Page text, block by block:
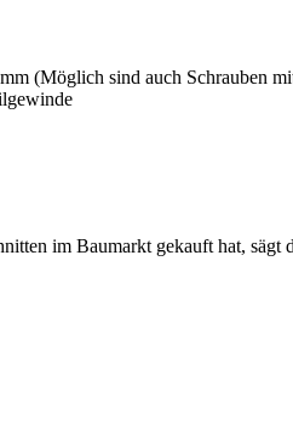
(Möglich sind auch Schrauben
im Baumarkt gekauft hat,